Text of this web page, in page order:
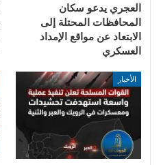
العجري يدعو سكان
المحافظات المحتلة إلى
الابتعاد عن مواقع الإمداد
العسكري
الأخبار